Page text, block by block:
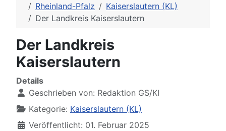
Rheinland-Pfalz
Kaiserslautern (KL)
Der Landkreis Kaiserslautern
Der Landkreis
Kaiserslautern
Details
Geschrieben von: Redaktion GS/KI
Kategorie: Kaiserslautern (KL)
Veröffentlicht: 01. Februar 2025